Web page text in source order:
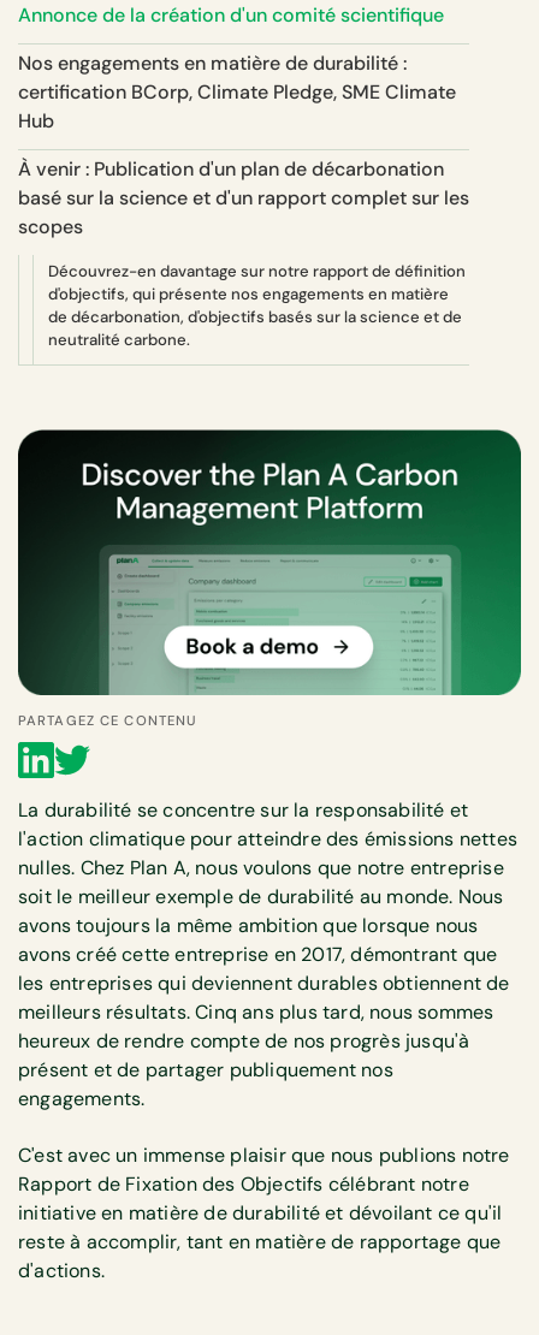
Annonce de la création d'un comité scientifique
Nos engagements en matière de durabilité :
certification BCorp, Climate Pledge, SME Climate
Hub
À venir : Publication d'un plan de décarbonation
basé sur la science et d'un rapport complet sur les
scopes
Découvrez-en davantage sur notre rapport de définition
d'objectifs, qui présente nos engagements en matière
de décarbonation, d'objectifs basés sur la science et de
neutralité carbone.
PARTAGEZ CE CONTENU
La durabilité se concentre sur la responsabilité et
l'action climatique pour atteindre des émissions nettes
nulles. Chez Plan A, nous voulons que notre entreprise
soit le meilleur exemple de durabilité au monde. Nous
avons toujours la même ambition que lorsque nous
avons créé cette entreprise en 2017, démontrant que
les entreprises qui deviennent durables obtiennent de
meilleurs résultats. Cinq ans plus tard, nous sommes
heureux de rendre compte de nos progrès jusqu'à
présent et de partager publiquement nos
engagements.
C'est avec un immense plaisir que nous publions notre
Rapport de Fixation des Objectifs célébrant notre
initiative en matière de durabilité et dévoilant ce qu'il
reste à accomplir, tant en matière de rapportage que
d'actions.